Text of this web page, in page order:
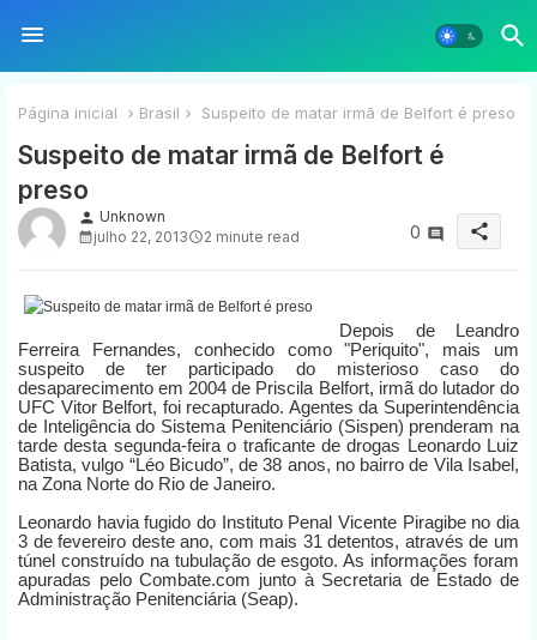
Página inicial Brasil Suspeito de matar irmã de Belfort é preso
Suspeito de matar irmã de Belfort é
preso
person Unknown
julho 22, 2013
2 minute read 0 share
Depois de Leandro
Ferreira Fernandes, conhecido como "Periquito", mais um
suspeito de ter participado do misterioso caso do
desaparecimento em 2004 de Priscila Belfort, irmã do lutador do
UFC Vitor Belfort, foi recapturado. Agentes da Superintendência
de Inteligência do Sistema Penitenciário (Sispen) prenderam na
tarde desta segunda-feira o traficante de drogas Leonardo Luiz
Batista, vulgo “Léo Bicudo”, de 38 anos, no bairro de Vila Isabel,
na Zona Norte do Rio de Janeiro.
Leonardo havia fugido do Instituto Penal Vicente Piragibe no dia
3 de fevereiro deste ano, com mais 31 detentos, através de um
túnel construído na tubulação de esgoto. As informações foram
apuradas pelo Combate.com junto à Secretaria de Estado de
Administração Penitenciária (Seap).